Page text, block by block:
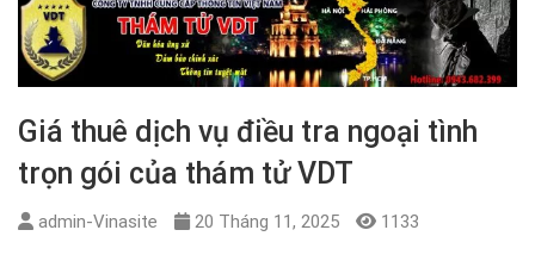
Giá thuê dịch vụ điều tra ngoại tình
trọn gói của thám tử VDT
admin-Vinasite 20 Tháng 11, 2025 1133